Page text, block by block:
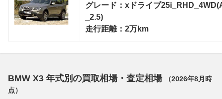
グレード：xドライブ
_2.5)
走行距離：2万km
BMW X3 年式別の買取相場・査定相場 （2026年8月 時
点）